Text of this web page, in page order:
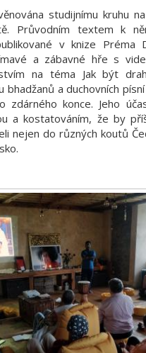
studijnímu kruhu
Průvodním textem k
v knize Préma
a zábavné hře s
na téma Jak být
bhadžanů a duchovních
zdárného konce. Jeho
a kostatováním, že by
nejen do různých koutů